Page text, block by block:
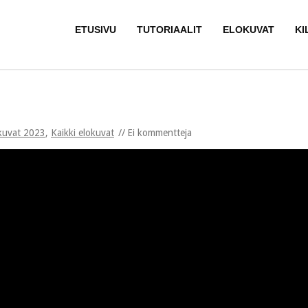
ETUSIVU TUTORIAALIT ELOKUVAT
2023, Kaikki elokuvat Ei kommentteja